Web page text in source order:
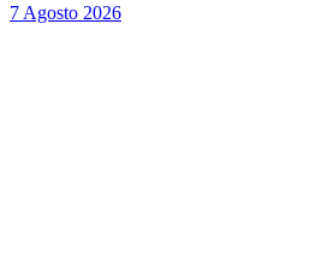
7 Agosto 2026